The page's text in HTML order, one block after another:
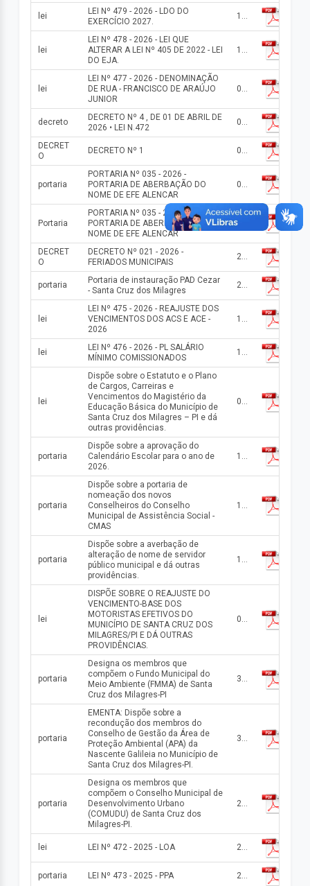
lei
LEI Nº 479 - 2026 - LDO DO
EXERCÍCIO 2027.
19/06/2026
lei
LEI Nº 478 - 2026 - LEI QUE
ALTERAR A LEI Nº 405 DE 2022 - LEI
DO EJA.
17/06/2026
lei
LEI Nº 477 - 2026 - DENOMINAÇÃO
DE RUA - FRANCISCO DE ARAÚJO
JUNIOR
02/06/2026
decreto
DECRETO Nº 4 , DE 01 DE ABRIL DE
2026 • LEI N.472
02/06/2026
DECRET
O
DECRETO Nº 1 08/05/2026
portaria
PORTARIA Nº 035 - 2026 -
PORTARIA DE ABERBAÇÃO DO
NOME DE EFE ALENCAR
06/05/2026
Portaria
PORTARIA Nº 035 - 2026 -
PORTARIA DE ABERBAÇÃO DO
NOME DE EFE ALENCAR
DECRET
O
DECRETO Nº 021 - 2026 -
FERIADOS MUNICIPAIS
28/04/2026
portaria
Portaria de instauração PAD Cezar
- Santa Cruz dos Milagres
27/03/2026
lei
LEI Nº 475 - 2026 - REAJUSTE DOS
VENCIMENTOS DOS ACS E ACE -
2026
10/03/2026
lei
LEI Nº 476 - 2026 - PL SALÁRIO
MÍNIMO COMISSIONADOS
10/03/2026
lei
Dispõe sobre o Estatuto e o Plano
de Cargos, Carreiras e
Vencimentos do Magistério da
Educação Básica do Município de
Santa Cruz dos Milagres – PI e dá
outras providências.
04/02/2026
portaria
Dispõe sobre a aprovação do
Calendário Escolar para o ano de
2026.
16/01/2026
portaria
Dispõe sobre a portaria de
nomeação dos novos
Conselheiros do Conselho
Municipal de Assistência Social -
CMAS
16/01/2026
portaria
Dispõe sobre a averbação de
alteração de nome de servidor
público municipal e dá outras
providências.
14/01/2026
lei
DISPÕE SOBRE O REAJUSTE DO
VENCIMENTO-BASE DOS
MOTORISTAS EFETIVOS DO
MUNICÍPIO DE SANTA CRUZ DOS
MILAGRES/PI E DÁ OUTRAS
PROVIDÊNCIAS.
08/01/2026
portaria
Designa os membros que
compõem o Fundo Municipal do
Meio Ambiente (FMMA) de Santa
Cruz dos Milagres-PI
31/12/2025
portaria
EMENTA: Dispõe sobre a
recondução dos membros do
Conselho de Gestão da Área de
Proteção Ambiental (APA) da
Nascente Galileia no Município de
Santa Cruz dos Milagres-PI.
31/12/2025
portaria
Designa os membros que
compõem o Conselho Municipal de
Desenvolvimento Urbano
(COMUDU) de Santa Cruz dos
Milagres-PI.
29/12/2025
lei LEI Nº 472 - 2025 - LOA 22/12/2025
portaria LEI Nº 473 - 2025 - PPA 22/12/2025